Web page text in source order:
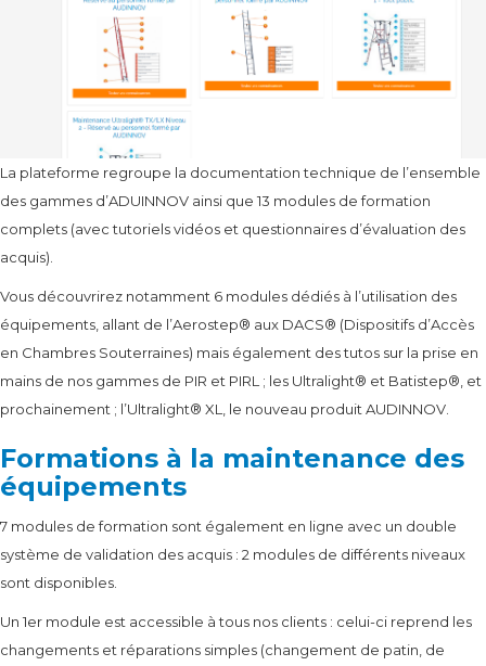
La plateforme regroupe la documentation technique de l’ensemble
des gammes d’ADUINNOV ainsi que 13 modules de formation
complets (avec tutoriels vidéos et questionnaires d’évaluation des
acquis).
Vous découvrirez notamment 6 modules dédiés à l’utilisation des
équipements, allant de l’Aerostep® aux DACS® (Dispositifs d’Accès
en Chambres Souterraines) mais également des tutos sur la prise en
mains de nos gammes de PIR et PIRL ; les Ultralight® et Batistep®, et
prochainement ; l’Ultralight® XL, le nouveau produit AUDINNOV.
Formations à la maintenance des
équipements
7 modules de formation sont également en ligne avec un double
système de validation des acquis : 2 modules de différents niveaux
sont disponibles.
Un 1er module est accessible à tous nos clients : celui-ci reprend les
changements et réparations simples (changement de patin, de